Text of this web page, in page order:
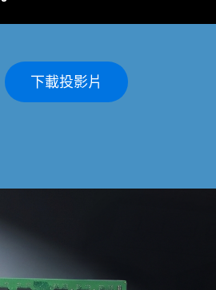
下載投影片